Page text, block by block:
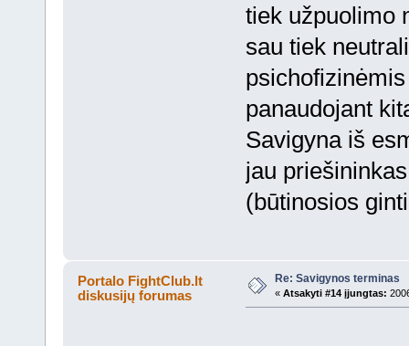
tiek užpuolimo
sau tiek
panaudojant
Savigyna iš
jau
(būtinosios
Portalo FightClub.lt
diskusijų forumas
Re: Savigynos terminas
« Atsakyti #14 įjungtas: